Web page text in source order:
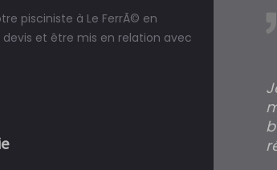
pisciniste à Le FerrÃ© en
et être mis en relation avec
réalité, une piscine est bien